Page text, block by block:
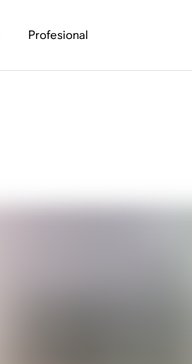
Profesional